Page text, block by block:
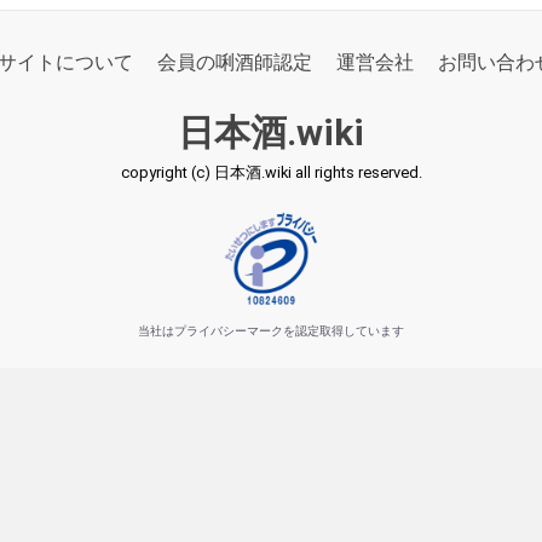
イトについて 会員の唎酒師認定 運営会社 お問い合わ
日本酒.wiki
copyright (c) 日本酒.wiki all rights reserved.
当社はプライバシーマークを認定取得しています